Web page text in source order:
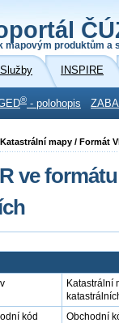
mapovým produktům a
Služby INSPIRE
® - polohopis
mapy / Formát
ve
Katastrální
kód
Obchodní